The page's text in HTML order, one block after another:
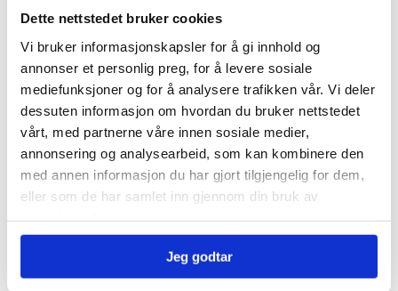
Dette nettstedet bruker cookies
Vi bruker informasjonskapsler for å gi innhold og
annonser et personlig preg, for å levere sosiale
mediefunksjoner og for å analysere trafikken vår. Vi deler
dessuten informasjon om hvordan du bruker nettstedet
vårt, med partnerne våre innen sosiale medier,
annonsering og analysearbeid, som kan kombinere den
med annen informasjon du har gjort tilgjengelig for dem,
eller som de har samlet inn gjennom din bruk av
Jeg godtar
dilemmatrening e-læring
endringsledelse etikk etikk og moral
etiske retningslinjer
kommunikasjon; selvledelse
kompetansedeling krevende samtaler
kritisk tekning ledercoaching